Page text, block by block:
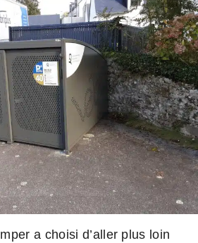
a choisi d’aller plus loin